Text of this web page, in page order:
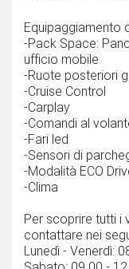
Equipaggiamento
-Pack Space:
ufficio mobile
-Ruote posteriori
-Cruise Control
-Carplay
-Comandi al
-Fari led
-Sensori di
-Modalità ECO
-Clima
Per scoprire tutti i
contattare nei
Lunedì - Venerdì: